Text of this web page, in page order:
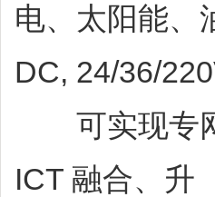
电、太阳能、
DC, 24/36/
可实现专网
ICT 融合、升